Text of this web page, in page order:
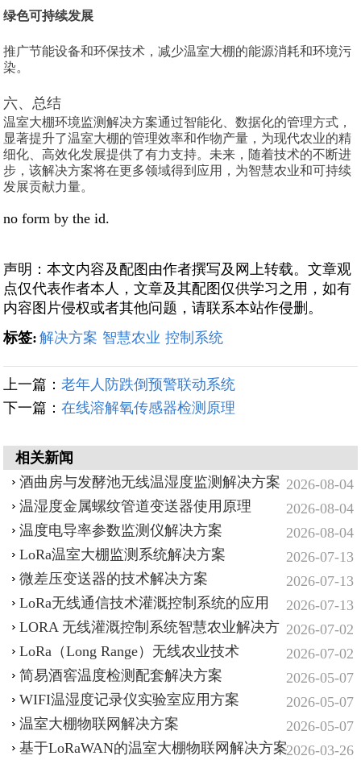
绿色可持续发展
推广节能设备和环保技术，减少温室大棚的能源消耗和环境污
染。
六、总结
温室大棚环境监测解决方案通过智能化、数据化的管理方式，
显著提升了温室大棚的管理效率和作物产量，为现代农业的精
细化、高效化发展提供了有力支持。未来，随着技术的不断进
步，该解决方案将在更多领域得到应用，为智慧农业和可持续
发展贡献力量。
no form by the id.
声明：本文内容及配图由作者撰写及网上转载。文章观
点仅代表作者本人，文章及其配图仅供学习之用，如有
内容图片侵权或者其他问题，请联系本站作侵删。
标签: 解决方案 智慧农业 控制系统
上一篇：老年人防跌倒预警联动系统
下一篇：在线溶解氧传感器检测原理
相关新闻
2026-08-04
酒曲房与发酵池无线温湿度监测解决方案
2026-08-04
温湿度金属螺纹管道变送器使用原理
2026-08-04
温度电导率参数监测仪解决方案
2026-07-13
LoRa温室大棚监测系统解决方案
2026-07-13
微差压变送器的技术解决方案
2026-07-13
LoRa无线通信技术灌溉控制系统的应用
2026-07-02
LORA 无线灌溉控制系统智慧农业解决方
案
2026-07-02
LoRa（Long Range）无线农业技术
2026-05-07
简易酒窖温度检测配套解决方案
2026-05-07
WIFI温湿度记录仪实验室应用方案
2026-05-07
温室大棚物联网解决方案
2026-03-26
基于LoRaWAN的温室大棚物联网解决方案